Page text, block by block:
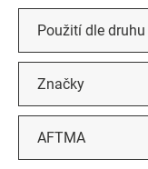
Značky
AFTMA
Použití dle